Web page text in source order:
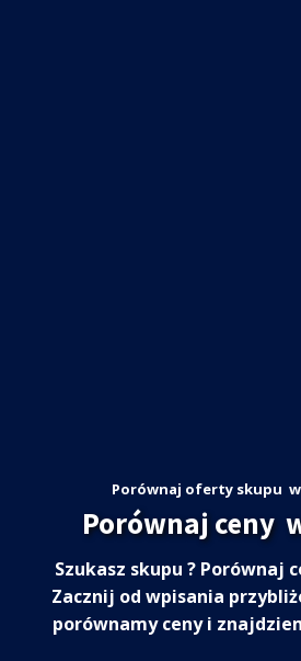
Porównaj oferty skupu
Porównaj ceny
Szukasz skupu ? Porównaj
Zacznij od wpisania
porównamy ceny i